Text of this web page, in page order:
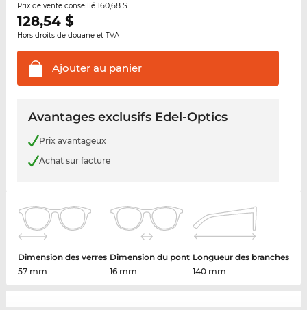
Prix de vente conseillé 160,68 $
128,54$
Hors droits de douane et TVA
Ajouter au panier
Avantages exclusifs Edel-Optics
Prix avantageux
Achat sur facture
Dimension des verres
57 mm
Dimension du pont
16 mm
Longueur des branches
140 mm